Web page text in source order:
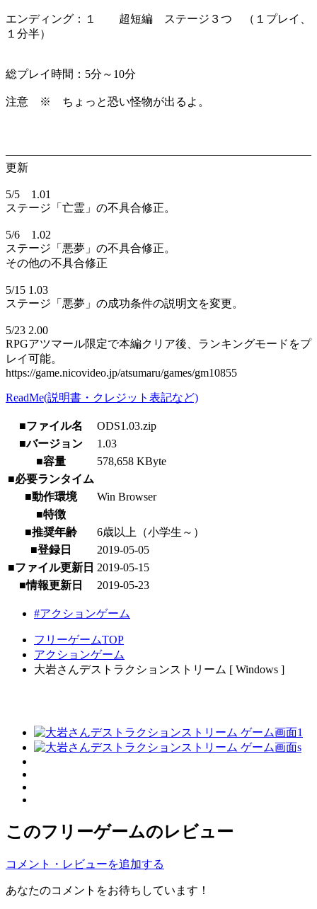
エンディング：１ 超短編 ステージ３つ （１プレイ、
１分半）
総プレイ時間：5分～10分
注意 ※ ちょっと恐い怪物が出るよ。
―――――――――――――――――――――――――――
更新
5/5 1.01
ステージ「亡霊」の不具合修正。
5/6 1.02
ステージ「悪夢」の不具合修正。
その他の不具合修正
5/15 1.03
ステージ「悪夢」の成功条件の説明文を変更。
5/23 2.00
RPGアツマール限定で本編クリア後、ランキングモードをプ
レイ可能。
https://game.nicovideo.jp/atsumaru/games/gm10855
ReadMe(説明書・クレジット表記など)
■ファイル名
ODS1.03.zip
■バージョン
1.03
■容量
578,658 KByte
■必要ランタイム
■動作環境
Win Browser
■特徴
■推奨年齢
6歳以上（小学生～）
■登録日
2019-05-05
■ファイル更新日 2019-05-15
■情報更新日
2019-05-23
#アクションゲーム
フリーゲームTOP
アクションゲーム
大岩さんデストラクションストリーム [ Windows ]
このフリーゲームのレビュー
コメント・レビューを追加する
あなたのコメントをお待ちしています！